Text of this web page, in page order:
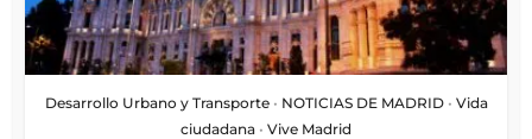
Desarrollo Urbano y Transporte • NOTICIAS DE MADRID • Vida
ciudadana • Vive Madrid